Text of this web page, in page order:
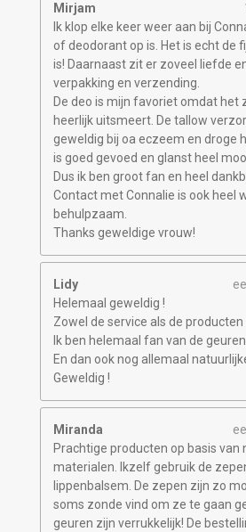
Mirjam
Ik klop elke keer weer aan bij
of deodorant op is. Het is echt de
is! Daarnaast zit er zoveel liefde
verpakking en verzending.
De deo is mijn favoriet omdat het
heerlijk uitsmeert. De tallow
geweldig bij oa eczeem en droge
is goed gevoed en glanst heel
Dus ik ben groot fan en heel
Contact met Connalie is ook heel
behulpzaam.
Thanks geweldige vrouw!
Lidy
Helemaal geweldig !
Zowel de service als de producten
Ik ben helemaal fan van de
En dan ook nog allemaal
Geweldig !
Miranda
Prachtige producten op basis van
materialen. Ikzelf gebruik de
lippenbalsem. De zepen zijn zo
soms zonde vind om ze te gaan
geuren zijn verrukkelijk! De